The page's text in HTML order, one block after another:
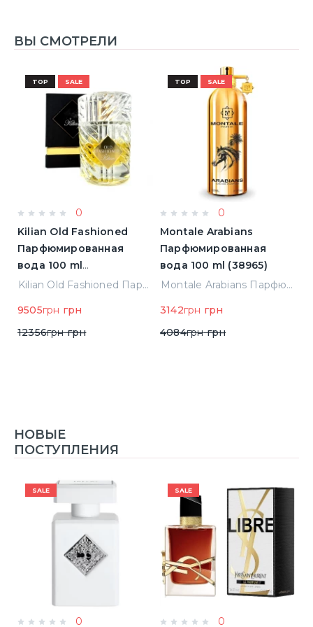
ВЫ СМОТРЕЛИ
TOP SALE
0
Kilian Old Fashioned
Парфюмированная
вода 100 ml
(3700550240723)
Kilian Old Fashioned Парфюмированная вода 100 ml (3700550240723)
9505грн грн
12356грнгрн
TOP SALE
0
Montale Arabians
Парфюмированная
вода 100 ml (38965)
Montale Arabians Парфюмированная вода 100 ml (38965)
3142грн грн
4084грнгрн
НОВЫЕ
ПОСТУПЛЕНИЯ
SALE
0
SALE
0